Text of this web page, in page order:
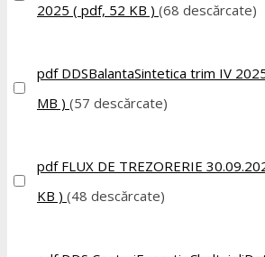
2025 ( pdf, 52 KB ) (68 descărcate)
pdf DDSBalantaSintetica trim IV
MB ) (57 descărcate)
pdf FLUX DE TREZORERIE
KB ) (48 descărcate)